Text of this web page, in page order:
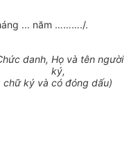
... năm ………./.
danh, Họ và tên người
ký,
chữ ký và có đóng dấu)